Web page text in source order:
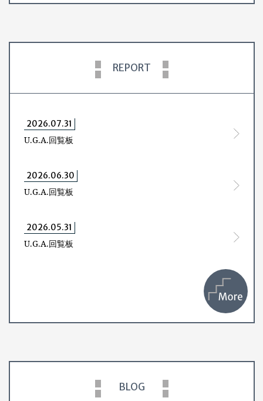
REPORT
2026.07.31
U.G.A.回覧板
2026.06.30
U.G.A.回覧板
2026.05.31
U.G.A.回覧板
BLOG